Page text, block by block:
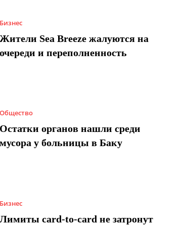
Бизнес
Жители Sea Breeze жалуются на
очереди и переполненность
Общество
Остатки органов нашли среди
мусора у больницы в Баку
Бизнес
Лимиты card-to-card не затронут